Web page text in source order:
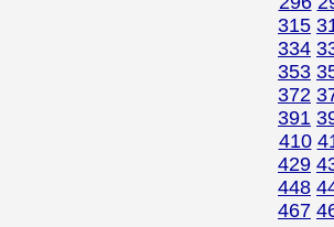
315
334
353
372
391
410
429
448
467